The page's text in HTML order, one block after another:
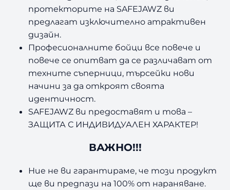
протекторите на SAFEJAWZ ви
предлагат изключително атрактивен
дизайн.
Професионалните бойци все повече и
повече се опитват да се различават от
техните съперници, търсейки нови
начини за да откроят своята
идентичност.
SAFEJAWZ ви предоставят и това –
ЗАЩИТА С ИНДИВИДУАЛЕН ХАРАКТЕР!
ВАЖНО!!!
Ние не ви гарантираме, че този продукт
ще ви предпази на 100% от нараняване.